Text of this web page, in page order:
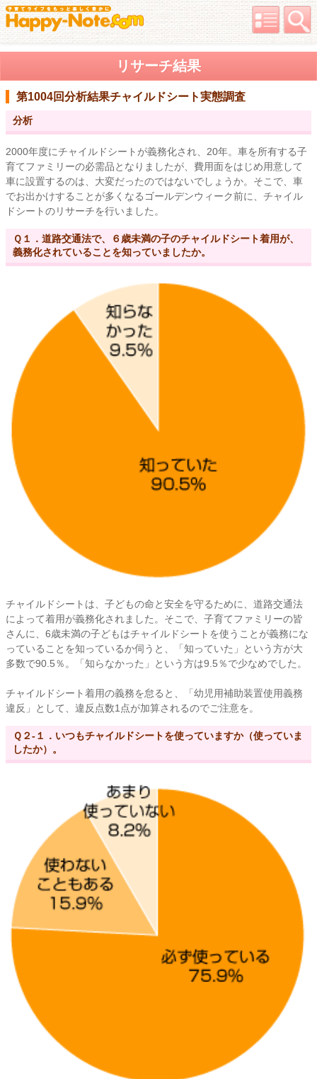
リサーチ結果
第1004回分析結果チャイルドシート実態調査
分析
2000年度にチャイルドシートが義務化され、20年。車を所有する子
育てファミリーの必需品となりましたが、費用面をはじめ用意して
車に設置するのは、大変だったのではないでしょうか。そこで、車
でお出かけすることが多くなるゴールデンウィーク前に、チャイル
ドシートのリサーチを行いました。
Ｑ１．道路交通法で、６歳未満の子のチャイルドシート着用が、
義務化されていることを知っていましたか。
チャイルドシートは、子どもの命と安全を守るために、道路交通法
によって着用が義務化されました。そこで、子育てファミリーの皆
さんに、6歳未満の子どもはチャイルドシートを使うことが義務にな
っていることを知っているか伺うと、「知っていた」という方が大
多数で90.5％。「知らなかった」という方は9.5％で少なめでした。
チャイルドシート着用の義務を怠ると、「幼児用補助装置使用義務
違反」として、違反点数1点が加算されるのでご注意を。
Ｑ２-１．いつもチャイルドシートを使っていますか（使っていま
したか）。